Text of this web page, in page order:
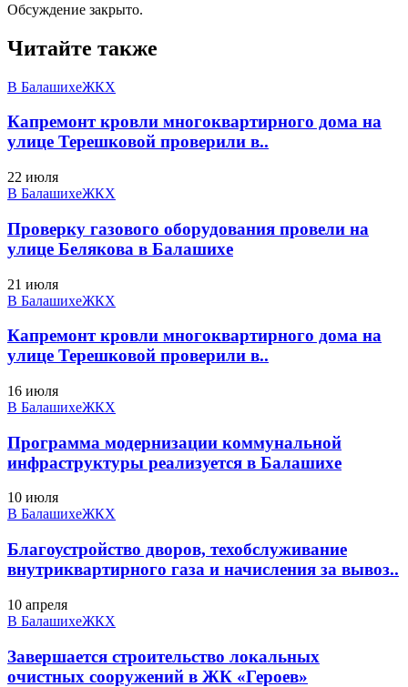
Обсуждение закрыто.
Читайте также
В БалашихеЖКХ
Капремонт кровли многоквартирного дома на
улице Терешковой проверили в..
22 июля
В БалашихеЖКХ
Проверку газового оборудования провели на
улице Белякова в Балашихе
21 июля
В БалашихеЖКХ
Капремонт кровли многоквартирного дома на
улице Терешковой проверили в..
16 июля
В БалашихеЖКХ
Программа модернизации коммунальной
инфраструктуры реализуется в Балашихе
10 июля
В БалашихеЖКХ
Благоустройство дворов, техобслуживание
внутриквартирного газа и начисления за вывоз..
10 апреля
В БалашихеЖКХ
Завершается строительство локальных
очистных сооружений в ЖК «Героев»